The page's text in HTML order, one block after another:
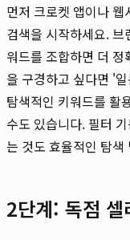
먼저 크로켓 앱이나
검색을 시작하세요.
워드를 조합하면 더
을 구경하고 싶다면 '
탐색적인 키워드를 활
수도 있습니다. 필터
는 것도 효율적인 탐색
2단계: 독점